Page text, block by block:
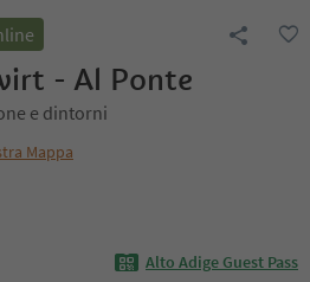
- Al Ponte
e dintorni
Mappa
Alto Adige Guest Pass